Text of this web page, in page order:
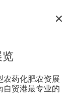
农药化肥农资展
自贸港最专业的